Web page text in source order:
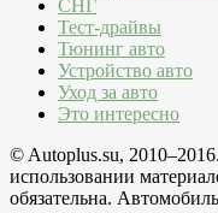
СНГ
Тест-драйвы
Тюнинг авто
Устройство авто
Уход за авто
Это интересно
© Autoplus.su,
использовании
обязательна.